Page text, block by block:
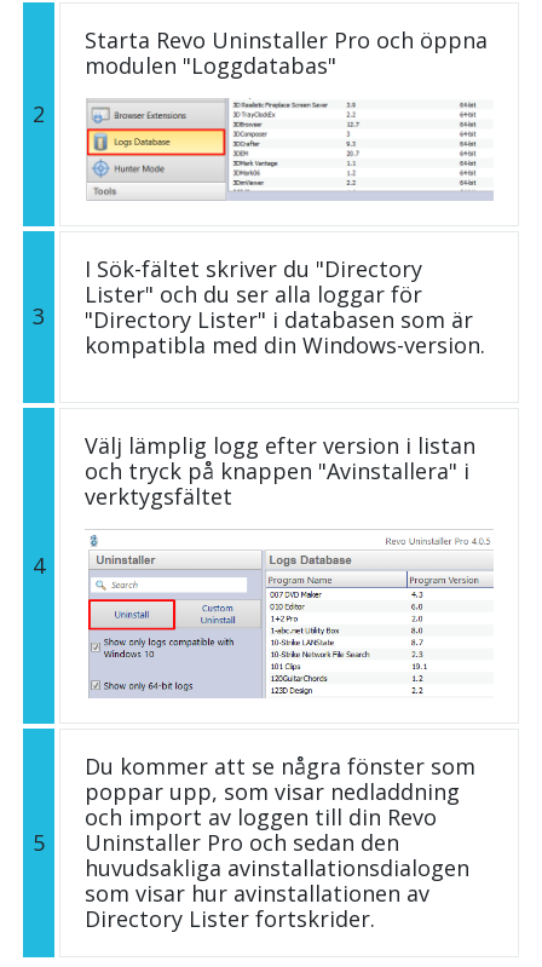
2
Starta Revo Uninstaller Pro och öppna
modulen "Loggdatabas"
3
I Sök-fältet skriver du "Directory
Lister" och du ser alla loggar för
"Directory Lister" i databasen som är
kompatibla med din Windows-version.
4
Välj lämplig logg efter version i listan
och tryck på knappen "Avinstallera" i
verktygsfältet
5
Du kommer att se några fönster som
poppar upp, som visar nedladdning
och import av loggen till din Revo
Uninstaller Pro och sedan den
huvudsakliga avinstallationsdialogen
som visar hur avinstallationen av
Directory Lister fortskrider.